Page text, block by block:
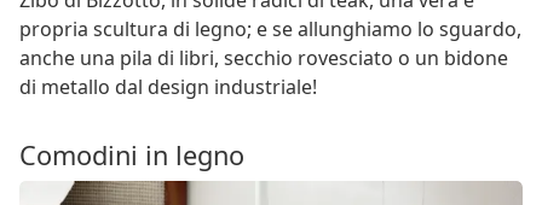
propria scultura di legno; e se allunghiamo lo sguardo,
anche una pila di libri, secchio rovesciato o un bidone
di metallo dal design industriale!
Comodini in legno